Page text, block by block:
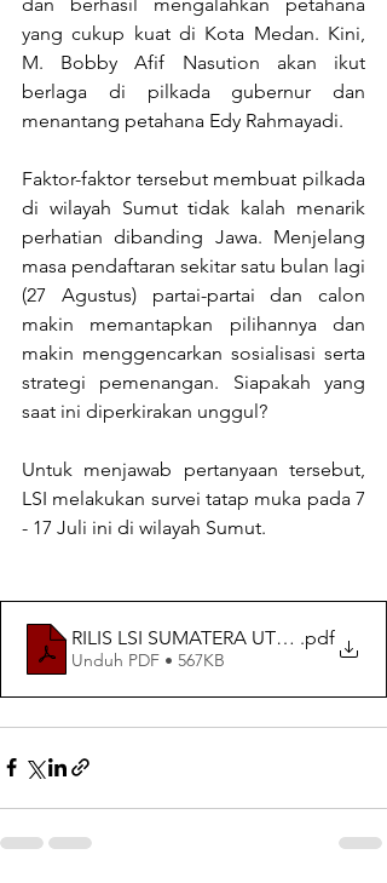
yang cukup kuat di Kota Medan. Kini,
M. Bobby Afif Nasution akan ikut
berlaga di pilkada gubernur dan
menantang petahana Edy Rahmayadi.
Faktor-faktor tersebut membuat pilkada
di wilayah Sumut tidak kalah menarik
perhatian dibanding Jawa. Menjelang
masa pendaftaran sekitar satu bulan lagi
(27 Agustus) partai-partai dan calon
makin memantapkan pilihannya dan
makin menggencarkan sosialisasi serta
strategi pemenangan. Siapakah yang
saat ini diperkirakan unggul?
Untuk menjawab pertanyaan tersebut,
LSI melakukan survei tatap muka pada 7
- 17 Juli ini di wilayah Sumut.
RILIS LSI SUMATERA UTARA 28 JULI
.pdf
Unduh PDF • 567KB